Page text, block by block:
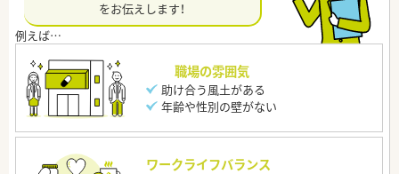
をお伝えします！
職場の雰囲気
助け合う風土がある
年齢や性別の壁がない
ワークライフバランス